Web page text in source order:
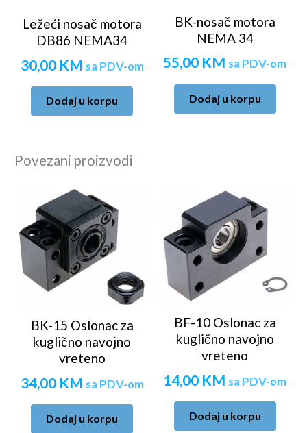
Ležeći nosač motora
DB86 NEMA34
30,00 KM sa PDV-om
Dodaj u korpu
BK-nosač motora
NEMA 34
55,00 KM sa PDV-om
Dodaj u korpu
Povezani proizvodi
BK-15 Oslonac za
kuglično navojno
vreteno
34,00 KM sa PDV-om
Dodaj u korpu
BF-10 Oslonac za
kuglično navojno
vreteno
14,00 KM sa PDV-om
Dodaj u korpu